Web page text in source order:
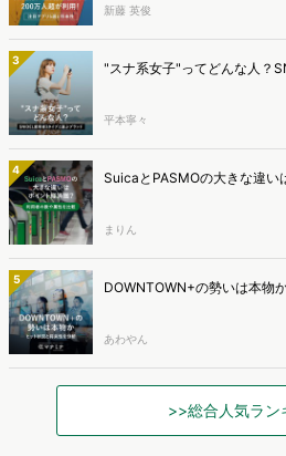
新藤 英俊
3 "スナ系女子"ってどんな人？
平本寧々
4 SuicaとPASMOの大きな違い
まりん
5 DOWNTOWN+の勢いは本物
あわやん
>>総合人気ラン